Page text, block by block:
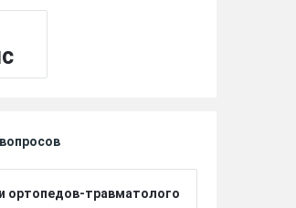
ортопедов-травматолого